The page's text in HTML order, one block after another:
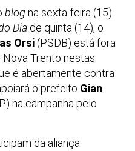
blog na sexta-feira (15)
Dia de quinta (14), o
Orsi (PSDB) está fora
Nova Trento nestas
é abertamente contra
o prefeito Gian
na campanha pelo
da aliança